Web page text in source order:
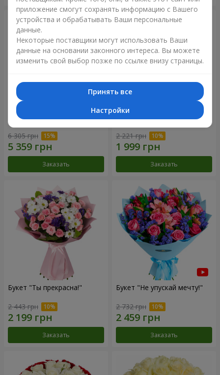
51 белая хризантема
6 305 грн
Заказать
Романтический букет
2 221 грн
Заказать
Букет "Ты прекрасна!"
2 443 грн
Заказать
Букет "Не упускай мечту!"
2 732 грн
Заказать
приложение смогут сохранять информацию с Вашего
устройства и обрабатывать Ваши персональные
данные.
Некоторые поставщики могут использовать Ваши
данные на основании законного интереса. Вы можете
изменить свой выбор позже по ссылке внизу страницы.
Принять все
Настройки